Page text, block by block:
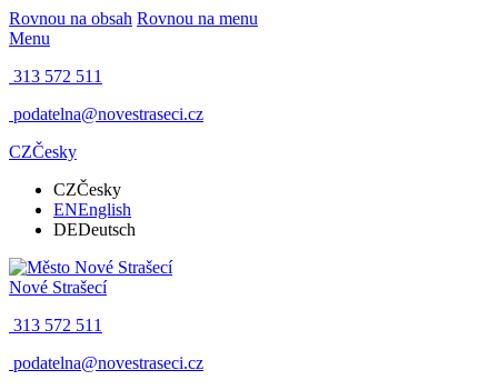
Rovnou na obsah Rovnou na menu
Menu
313 572 511
podatelna@novestraseci.cz
CZČesky
CZČesky
ENEnglish
DEDeutsch
Nové Strašecí
313 572 511
podatelna@novestraseci.cz